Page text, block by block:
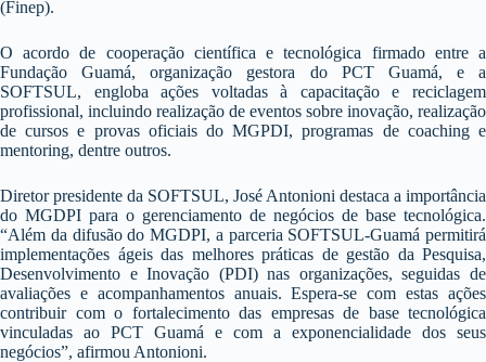
(Finep).
O acordo de cooperação científica e tecnológica firmado entre a
Fundação Guamá, organização gestora do PCT Guamá, e a
SOFTSUL, engloba ações voltadas à capacitação e reciclagem
profissional, incluindo realização de eventos sobre inovação, realização
de cursos e provas oficiais do MGPDI, programas de coaching e
mentoring, dentre outros.
Diretor presidente da SOFTSUL, José Antonioni destaca a importância
do MGDPI para o gerenciamento de negócios de base tecnológica.
“Além da difusão do MGDPI, a parceria SOFTSUL-Guamá permitirá
implementações ágeis das melhores práticas de gestão da Pesquisa,
Desenvolvimento e Inovação (PDI) nas organizações, seguidas de
avaliações e acompanhamentos anuais. Espera-se com estas ações
contribuir com o fortalecimento das empresas de base tecnológica
vinculadas ao PCT Guamá e com a exponencialidade dos seus
negócios”, afirmou Antonioni.